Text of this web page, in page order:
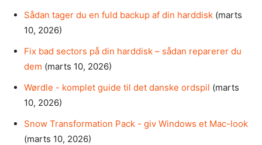
Sådan tager du en fuld backup af din harddisk (marts
10, 2026)
Fix bad sectors på din harddisk – sådan reparerer du
dem (marts 10, 2026)
Wørdle - komplet guide til det danske ordspil (marts
10, 2026)
Snow Transformation Pack - giv Windows et Mac-look
(marts 10, 2026)